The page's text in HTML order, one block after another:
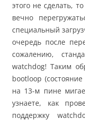
этого не сделать,
вечно
специальный
очередь после
сожалению,
watchdog! Таким
bootloop
на 13-м пине
узнаете, как
поддержку